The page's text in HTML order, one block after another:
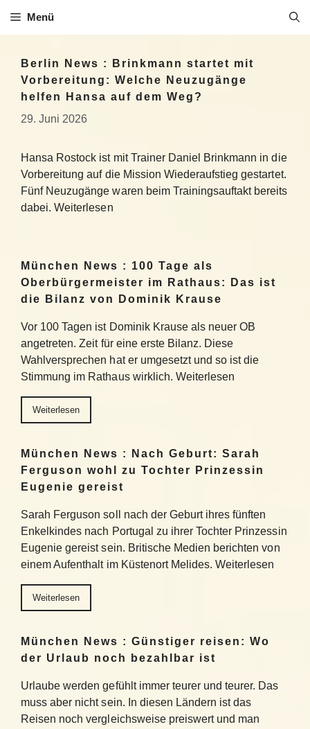
Inhalt
Menü
Berlin News : Brinkmann startet mit
Vorbereitung: Welche Neuzugänge
helfen Hansa auf dem Weg?
29. Juni 2026
Hansa Rostock ist mit Trainer Daniel Brinkmann in die
Vorbereitung auf die Mission Wiederaufstieg gestartet.
Fünf Neuzugänge waren beim Trainingsauftakt bereits
dabei. Weiterlesen
München News : 100 Tage als
Oberbürgermeister im Rathaus: Das ist
die Bilanz von Dominik Krause
Vor 100 Tagen ist Dominik Krause als neuer OB
angetreten. Zeit für eine erste Bilanz. Diese
Wahlversprechen hat er umgesetzt und so ist die
Stimmung im Rathaus wirklich. Weiterlesen
Weiterlesen
München News : Nach Geburt: Sarah
Ferguson wohl zu Tochter Prinzessin
Eugenie gereist
Sarah Ferguson soll nach der Geburt ihres fünften
Enkelkindes nach Portugal zu ihrer Tochter Prinzessin
Eugenie gereist sein. Britische Medien berichten von
einem Aufenthalt im Küstenort Melides. Weiterlesen
Weiterlesen
München News : Günstiger reisen: Wo
der Urlaub noch bezahlbar ist
Urlaube werden gefühlt immer teurer und teurer. Das
muss aber nicht sein. In diesen Ländern ist das
Reisen noch vergleichsweise preiswert und man